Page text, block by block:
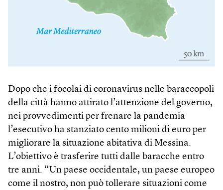
Dopo che i focolai di coronavirus nelle baraccopoli
della città hanno attirato l’attenzione del governo,
nei provvedimenti per frenare la pandemia
l’esecutivo ha stanziato cento milioni di euro per
migliorare la situazione abitativa di Messina.
L’obiettivo è trasferire tutti dalle baracche entro
tre anni. “Un paese occidentale, un paese europeo
come il nostro, non può tollerare situazioni come